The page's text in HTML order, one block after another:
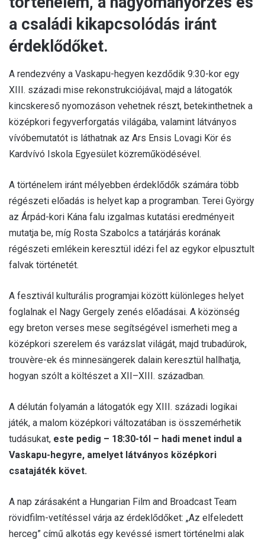
a családi kikapcsolódás iránt
érdeklődőket.
A rendezvény a Vaskapu-hegyen kezdődik 9:30-kor egy
XIII. századi mise rekonstrukciójával, majd a látogatók
kincskereső nyomozáson vehetnek részt, betekinthetnek a
középkori fegyverforgatás világába, valamint látványos
vívóbemutatót is láthatnak az Ars Ensis Lovagi Kör és
Kardvívó Iskola Egyesület közreműködésével.
A történelem iránt mélyebben érdeklődők számára több
régészeti előadás is helyet kap a programban. Terei György
az Árpád-kori Kána falu izgalmas kutatási eredményeit
mutatja be, míg Rosta Szabolcs a tatárjárás korának
régészeti emlékein keresztül idézi fel az egykor elpusztult
falvak történetét.
A fesztivál kulturális programjai között különleges helyet
foglalnak el Nagy Gergely zenés előadásai. A közönség
egy breton verses mese segítségével ismerheti meg a
középkori szerelem és varázslat világát, majd trubadúrok,
trouvère-ek és minnesängerek dalain keresztül hallhatja,
hogyan szólt a költészet a XII–XIII. században.
A délután folyamán a látogatók egy XIII. századi logikai
játék, a malom középkori változatában is összemérhetik
tudásukat, este pedig – 18:30-tól – hadi menet indul a
Vaskapu-hegyre, amelyet látványos középkori
csatajáték követ.
A nap zárásaként a Hungarian Film and Broadcast Team
rövidfilm-vetítéssel várja az érdeklődőket: „Az elfeledett
herceg” című alkotás egy kevéssé ismert történelmi alak